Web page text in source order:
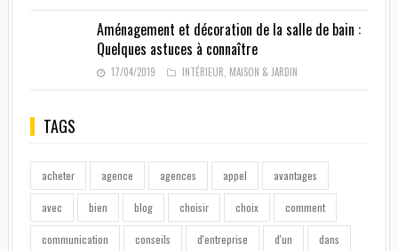
Aménagement et décoration de la salle de bain :
Quelques astuces à connaître
17/04/2019 INTÉRIEUR MAISON & JARDIN
TAGS
acheter agence agences appel avantages
avec bien blog choisir choix comment
communication conseils d'entreprise d'un dans